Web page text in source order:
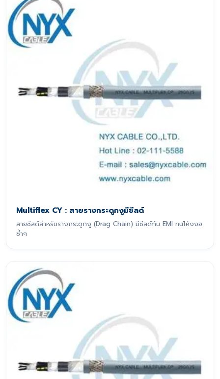
Multiflex CY : สายรางกระดูกงูมีชีลด์
สายชีลด์สำหรับรางกระดูกงู (Drag Chain) มีชีลด์กัน EMI ทนโค้งงอ
ซ้ำๆ